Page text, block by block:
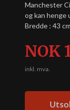
Manchester
og kan henge
Bredde : 43
Pris
NOK
inkl. mva.